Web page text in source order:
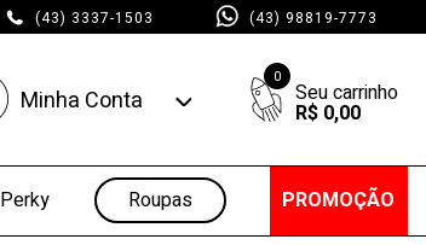
(43) 3337-1503 (43) 98819-7773
Minha Conta
Minhas Compras
0
R$ 0,00
Perky Roupas PROMOÇÃO